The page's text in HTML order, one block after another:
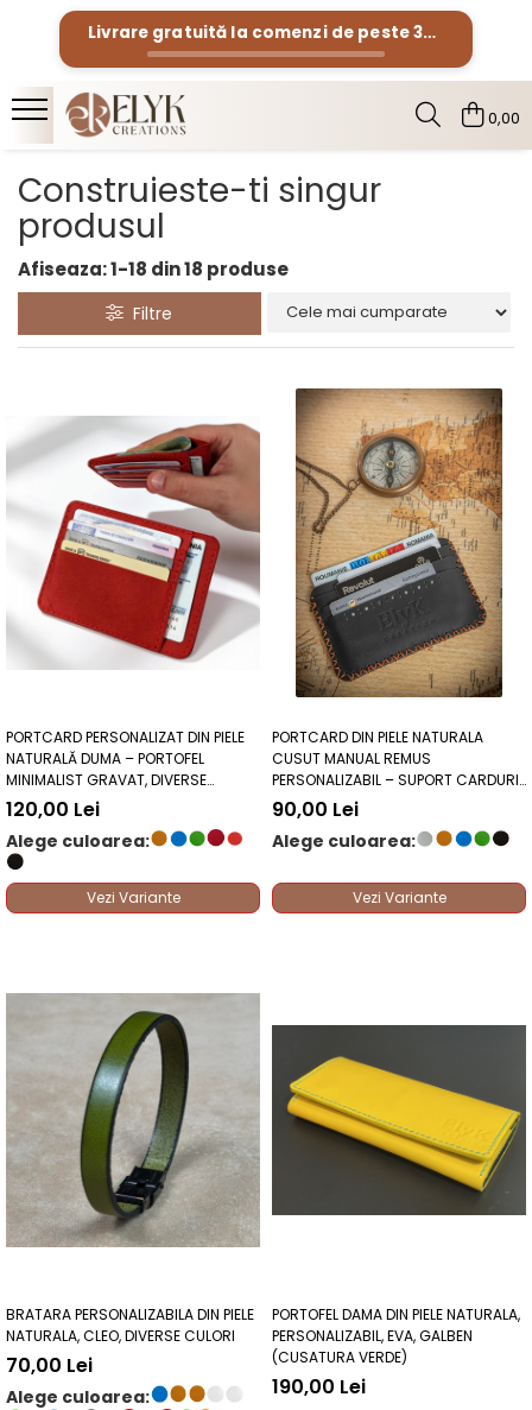
Pentru BARBATI
Portofele barbati
Pentru FEMEI
Genti femei
Rucsacuri femei
Livrare gratuită la comenzi de peste300 Lei
0,00
Construieste-ti singur
produsul
Afiseaza:1-18 din18 produse
Filtre
PORTCARD PERSONALIZAT DIN PIELE
NATURALĂ DUMA – PORTOFEL
MINIMALIST GRAVAT, DIVERSE
CULORI
120,00 Lei
Alege culoarea:
Vezi Variante
PORTCARD DIN PIELE NATURALA
CUSUT MANUAL REMUS
PERSONALIZABIL – SUPORT CARDURI
PLAT, DIVERSE CULORI
90,00 Lei
Alege culoarea:
Vezi Variante
BRATARA PERSONALIZABILA DIN PIELE
NATURALA, CLEO, DIVERSE CULORI
70,00 Lei
Alege culoarea:
PORTOFEL DAMA DIN PIELE NATURALA,
PERSONALIZABIL, EVA, GALBEN
(CUSATURA VERDE)
190,00 Lei